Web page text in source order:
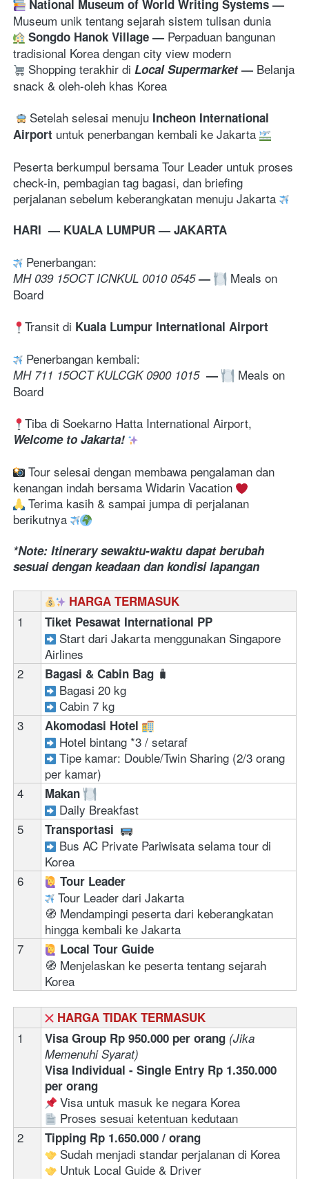
National Museum of World Writing Systems
Museum unik tentang sejarah sistem tulisan dunia
Songdo Hanok Village — Perpaduan bangunan
tradisional Korea dengan city view modern
Shopping terakhir di Local Supermarket — Belanja
snack & oleh-oleh khas Korea
Setelah selesai menuju Incheon International
Airport untuk penerbangan kembali ke Jakarta
Peserta berkumpul bersama Tour Leader untuk proses
check-in, pembagian tag bagasi, dan briefing
perjalanan sebelum keberangkatan menuju Jakarta
HARI  — KUALA LUMPUR — JAKARTA
Penerbangan:
MH 039 15OCT ICNKUL 0010 0545 —
Meals on
Board
Transit di Kuala Lumpur International Airport
Penerbangan kembali:
MH 711 15OCT KULCGK 0900 1015 —
Meals on
Board
Welcome to Jakarta!
Tour selesai dengan membawa pengalaman dan
kenangan indah bersama Widarin Vacation
Terima kasih & sampai jumpa di perjalanan
berikutnya
*Note: Itinerary sewaktu-waktu dapat berubah
sesuai dengan keadaan dan kondisi lapangan
HARGA TERMASUK
1 Tiket Pesawat International PP
Start dari Jakarta menggunakan Singapore
Airlines
2
Bagasi & Cabin Bag 🧳
Bagasi 20 kg
Cabin 7 kg
3
Akomodasi Hotel
Hotel bintang *3 / setaraf
Tipe kamar: Double/Twin Sharing (2/3 orang
per kamar)
4
Makan
Daily Breakfast
5
Transportasi
Bus AC Private Pariwisata selama tour di
Korea
6
Tour Leader
Tour Leader dari Jakarta
🧭 Mendampingi peserta dari keberangkatan
hingga kembali ke Jakarta
7
Local Tour Guide
🧭 Menjelaskan ke peserta tentang sejarah
Korea
HARGA TIDAK TERMASUK
1 Visa Group Rp 950.000 per orang (Jika
Memenuhi Syarat)
Visa Individual - Single Entry Rp 1.350.000
per orang
Visa untuk masuk ke negara Korea
Proses sesuai ketentuan kedutaan
2
Tipping Rp 1.650.000 / orang
Sudah menjadi standar perjalanan di Korea
Untuk Local Guide & Driver